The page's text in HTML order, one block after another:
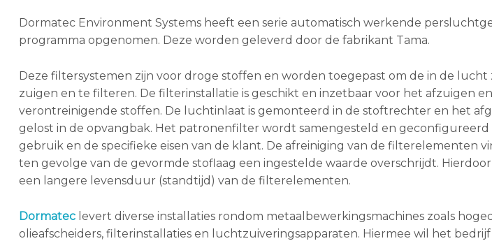
Dormatec Environment Systems heeft een serie automatisch werkende
programma opgenomen. Deze worden geleverd door de fabrikant Tama.
Deze filtersystemen zijn voor droge stoffen en worden toegepast om de in de lucht
zuigen en te filteren. De filterinstallatie is geschikt en inzetbaar voor het afzuigen
verontreinigende stoffen. De luchtinlaat is gemonteerd in de stoftrechter en het
gelost in de opvangbak. Het patronenfilter wordt samengesteld en geconfigureerd
gebruik en de specifieke eisen van de klant. De afreiniging van de filterelementen
ten gevolge van de gevormde stoflaag een ingestelde waarde overschrijdt.
een langere levensduur (standtijd) van de filterelementen.
Dormateclevert diverse installaties rondom metaalbewerkingsmachines zoals
olieafscheiders, filterinstallaties en luchtzuiveringsapparaten. Hiermee wil het